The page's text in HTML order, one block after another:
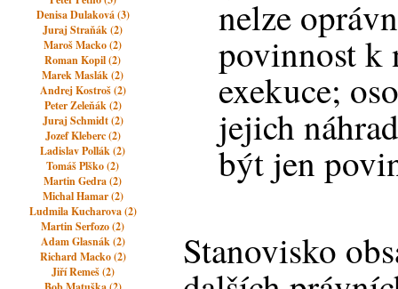
Denisa Dulaková (3)
Juraj Straňák (2)
Maroš Macko (2)
Roman Kopil (2)
Marek Maslák (2)
Andrej Kostroš (2)
Peter Zeleňák (2)
Juraj Schmidt (2)
Jozef Kleberc (2)
Ladislav Pollák (2)
Tomáš Plško (2)
Martin Gedra (2)
Michal Hamar (2)
Ludmila Kucharova (2)
Martin Serfozo (2)
Adam Glasnák (2)
Richard Macko (2)
Jiří Remeš (2)
nelze
povinnost k
exekuce;
jejich
být jen
Stanovisko